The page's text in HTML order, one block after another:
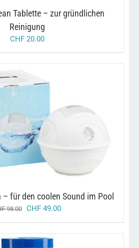
Tablette – zur gründlichen
Reinigung
CHF20.00
/
– für den coolen Sound im Pool
98.00 ursprünglicher
chf 98.00
CHF 49.00aktueller